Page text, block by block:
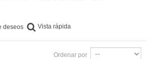
deseos Vista rápida
Ordenar por